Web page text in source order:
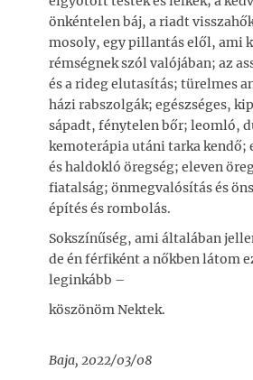
önkéntelen báj, a riadt
mosoly, egy pillantás elől, ami
rémségnek szól valójában; az
és a rideg elutasítás; türelmes
házi rabszolgák; egészséges,
sápadt, fénytelen bőr; leomló,
kemoterápia utáni tarka kendő;
és haldokló öregség; eleven
fiatalság; önmegvalósítás és
építés és rombolás.
Sokszínűség, ami általában
de én férfiként a nőkben látom
leginkább –
köszönöm Nektek.
Baja, 2022/03/08